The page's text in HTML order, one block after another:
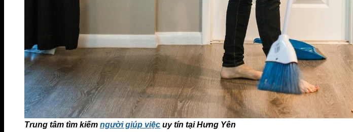
Trung tâm tìm kiếm người giúp việc uy tín tại Hưng Yên